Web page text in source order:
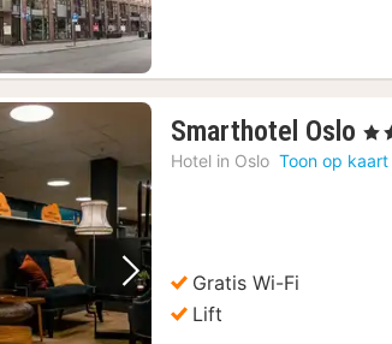
Volgende foto
Smarthotel Oslo 1
, 3
Hotel in Oslo Toon op kaart
Gratis Wi-Fi
Lift